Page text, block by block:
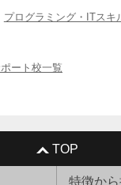
プログラミング・ITスキ
ート校一覧
TOP
特徴か